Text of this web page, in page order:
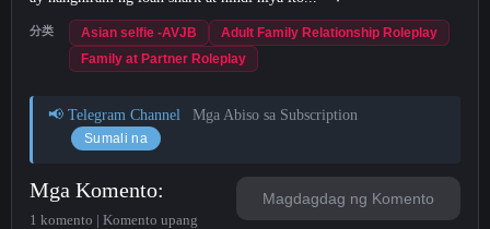
分类 Asian selfie -AVJB
Adult Family Relationship Roleplay
Family at Partner Roleplay
📢 Telegram Channel Mga Abiso sa Subscription
Sumali na
Magdagdag ng Komento
Mga Komento
1 komento | Komento upang